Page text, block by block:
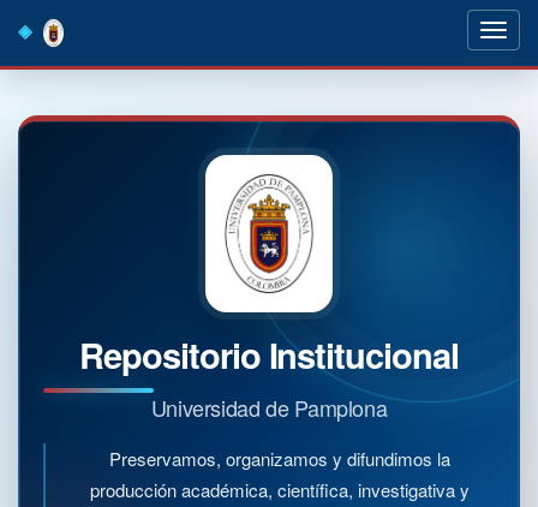
navigation
Repositorio Institucional
Universidad de Pamplona
Preservamos, organizamos y difundimos la
producción académica, científica, investigativa y